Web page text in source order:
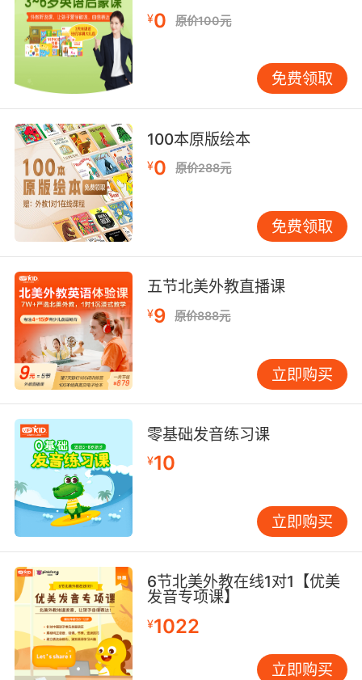
¥0 原价100元
免费领取
100本原版绘本
¥0 原价288元
免费领取
五节北美外教直播课
¥9 原价888元
立即购买
零基础发音练习课
¥10
立即购买
6节北美外教在线1对1【优美
发音专项课】
¥1022
立即购买